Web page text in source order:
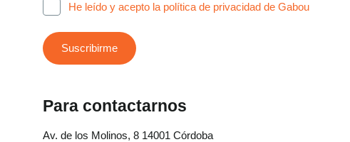
He leído y acepto la política de privacidad de Gabou
Para contactarnos
Av. de los Molinos, 8 14001 Córdoba